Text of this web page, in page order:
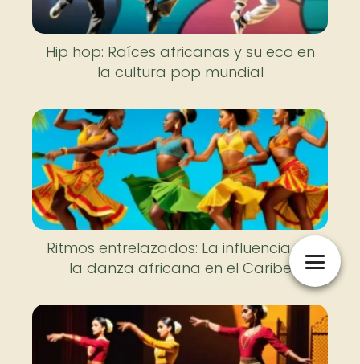
Hip hop: Raíces africanas y su eco en
la cultura pop mundial
Ritmos entrelazados: La influencia de
la danza africana en el Caribe